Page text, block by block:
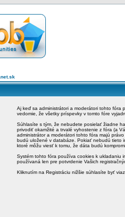
Aj keď sa administrátori a moderátori tohto
vedomie, že všetky príspevky v tomto fóre
Súhlasíte s tým, že nebudete posielať žiadne
privodiť okamžité a trvalé vyhostenie z fóra (a
administrátor a moderátori tohto fóra majú
budú uložené v databáze. Pokiať nebudú tieto
ktoré môžu viesť k tomu, že dáta budú
Systém tohto fóra používa cookies k ukladaniu
používaná len pre potvrdenie Vašich
Kliknutím na Registráciu nižšie súhlasíte byť